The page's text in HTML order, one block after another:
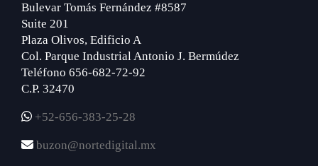
Bulevar Tomás Fernández #8587
Suite 201
Plaza Olivos, Edificio A
Col. Parque Industrial Antonio J. Bermúdez
Teléfono 656-682-72-92
C.P. 32470
+52-656-383-25-28
buzon@nortedigital.mx